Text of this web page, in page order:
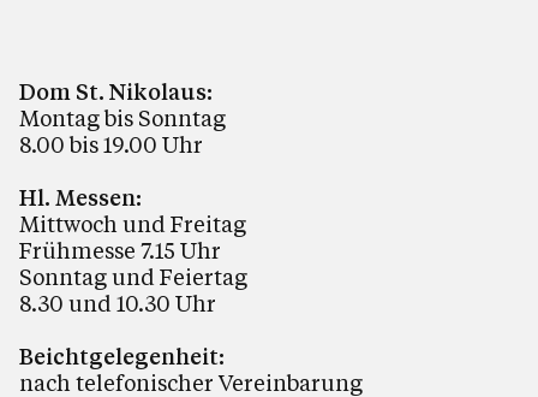
Dom St. Nikolaus:
Montag bis Sonntag
8.00 bis 19.00 Uhr
Hl. Messen:
Mittwoch und Freitag
Frühmesse 7.15 Uhr
Sonntag und Feiertag
8.30 und 10.30 Uhr
Beichtgelegenheit:
nach telefonischer Vereinbarung